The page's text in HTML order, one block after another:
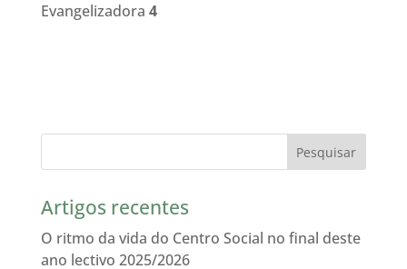
Evangelizadora 4
Artigos recentes
O ritmo da vida do Centro Social no final deste
ano lectivo 2025/2026